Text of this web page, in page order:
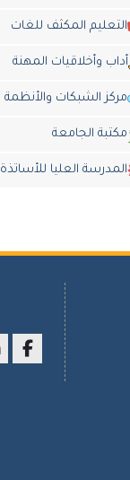
التعليم المكثف للغات
أداب وأخلاقيات المهنة
مركز الشبكات والأنظمة
مكتبة الجامعة
المدرسة العليا للأساتذة